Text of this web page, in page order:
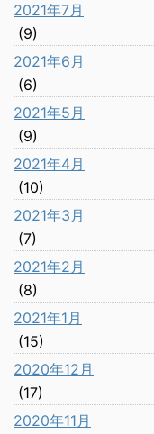
2021年7月
(9)
2021年6月
(6)
2021年5月
(9)
2021年4月
(10)
2021年3月
(7)
2021年2月
(8)
2021年1月
(15)
2020年12月
(17)
2020年11月